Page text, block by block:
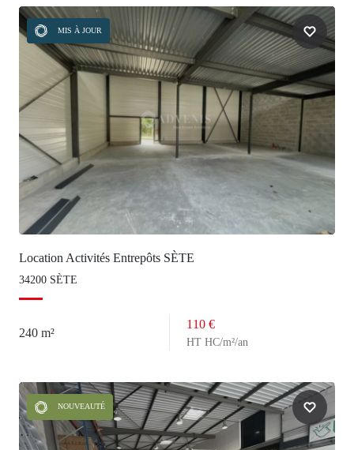
MIS À JOUR
Location Activités Entrepôts SÈTE
34200 SÈTE
240 m²
110 €
HT HC/m²/an
NOUVEAUTÉ